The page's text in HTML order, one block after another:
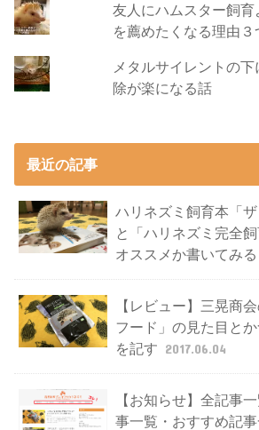
友人にハムスター飼
を薦めたくなる理由３
メタルサイレントの
除が楽になる話
最近の記事
ハリネズミ飼育本「ザ
と「ハリネズミ完全
オススメか書いてみる
【レビュー】三晃商
フード」の見た目と
を記す 2017.06.04
【お知らせ】全記事
事一覧・おすすめ記